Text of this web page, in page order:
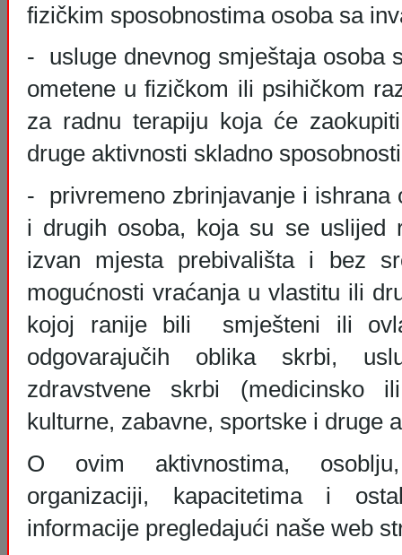
fizičkim sposobnostima osoba sa
- usluge dnevnog smještaja osoba
ometene u fizičkom ili psihičkom
za radnu terapiju koja će
druge aktivnosti skladno
- privremeno zbrinjavanje i ishrana
i drugih osoba, koja su se uslijed
izvan mjesta prebivališta i bez
mogućnosti vraćanja u vlastitu ili
kojoj ranije bili smješteni ili
odgovarajučih oblika skrbi,
zdravstvene skrbi (medicinsko
kulturne, zabavne, sportske i druge
O ovim aktivnostima,
organizaciji, kapacitetima i
informacije pregledajući naše web